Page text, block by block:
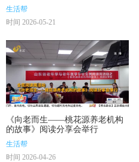
生活帮
时间 2026-05-21
《向老而生——桃花源养老机构
的故事》阅读分享会举行
生活帮
时间 2026-04-26